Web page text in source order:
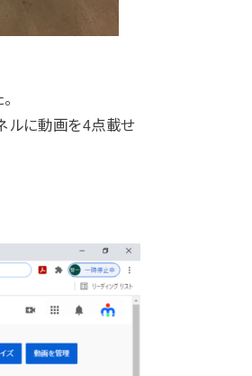
ルに動画を4点載せ